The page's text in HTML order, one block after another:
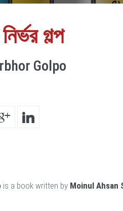
গল্প
Golpo
is a book written by Moinul Ahsan